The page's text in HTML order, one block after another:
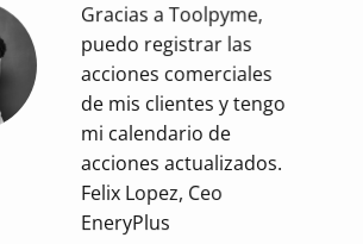
Gracias a Toolpyme,
puedo registrar las
acciones comerciales
de mis clientes y tengo
mi calendario de
acciones actualizados.
Felix Lopez, Ceo
EneryPlus